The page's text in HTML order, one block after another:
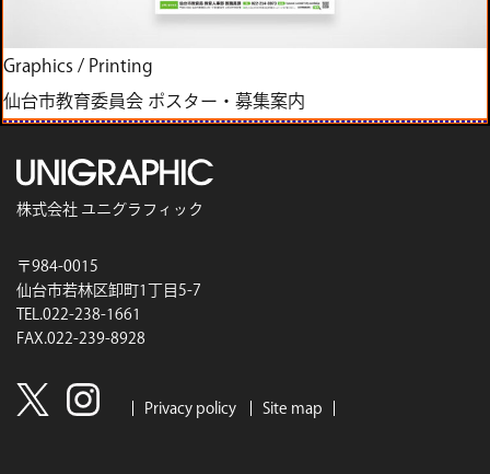
Graphics / Printing
仙台市教育委員会 ポスター・募集案内
株式会社 ユニグラフィック
〒984-0015
仙台市若林区卸町1丁目5-7
TEL.022-238-1661
FAX.022-239-8928
Privacy policy Site map